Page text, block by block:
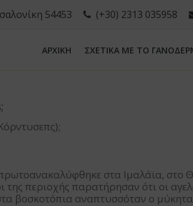
54453 (+30) 2313 035958
ΑΡΧΙΚΗ ΣΧΕΤΙΚΑ ΜΕ ΤΟ
στα Ιμαλάϊα, στο
της περιοχής παρατήρησαν ότι οι
βοσκοτόπια αναπτυσσόταν ο